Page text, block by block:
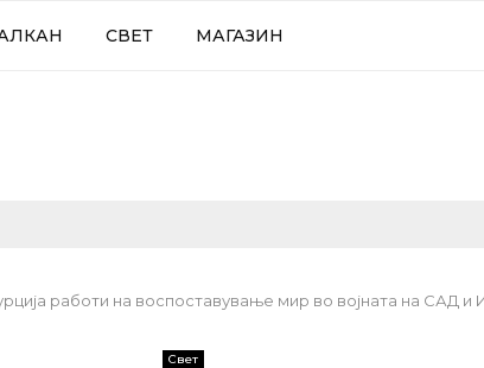
СВЕТ МАГАЗИН
работи на воспоставување мир во војната на САД и
Свет